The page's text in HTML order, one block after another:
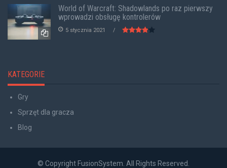
World of Warcraft: Shadowlands po raz pierwszy
wprowadzi obsługę kontrolerów
5 stycznia 2021
KATEGORIE
Gry
Sprzęt dla gracza
Blog
© Copyright FusionSystem. All Rights Reserved.